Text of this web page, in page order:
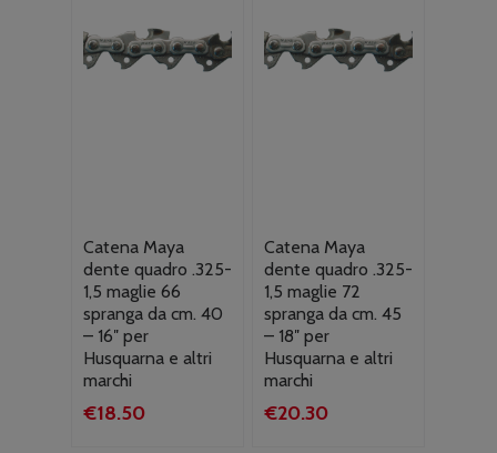
Catena Maya
dente quadro .325-
1,5 maglie 66
spranga da cm. 40
– 16″ per
Husquarna e altri
marchi
€18.50
Catena Maya
dente quadro .325-
1,5 maglie 72
spranga da cm. 45
– 18″ per
Husquarna e altri
marchi
€20.30